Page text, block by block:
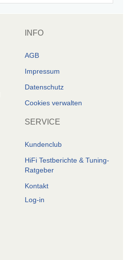
INFO
AGB
Impressum
Datenschutz
Cookies verwalten
SERVICE
Kundenclub
HiFi Testberichte & Tuning-
Ratgeber
Kontakt
Log-in